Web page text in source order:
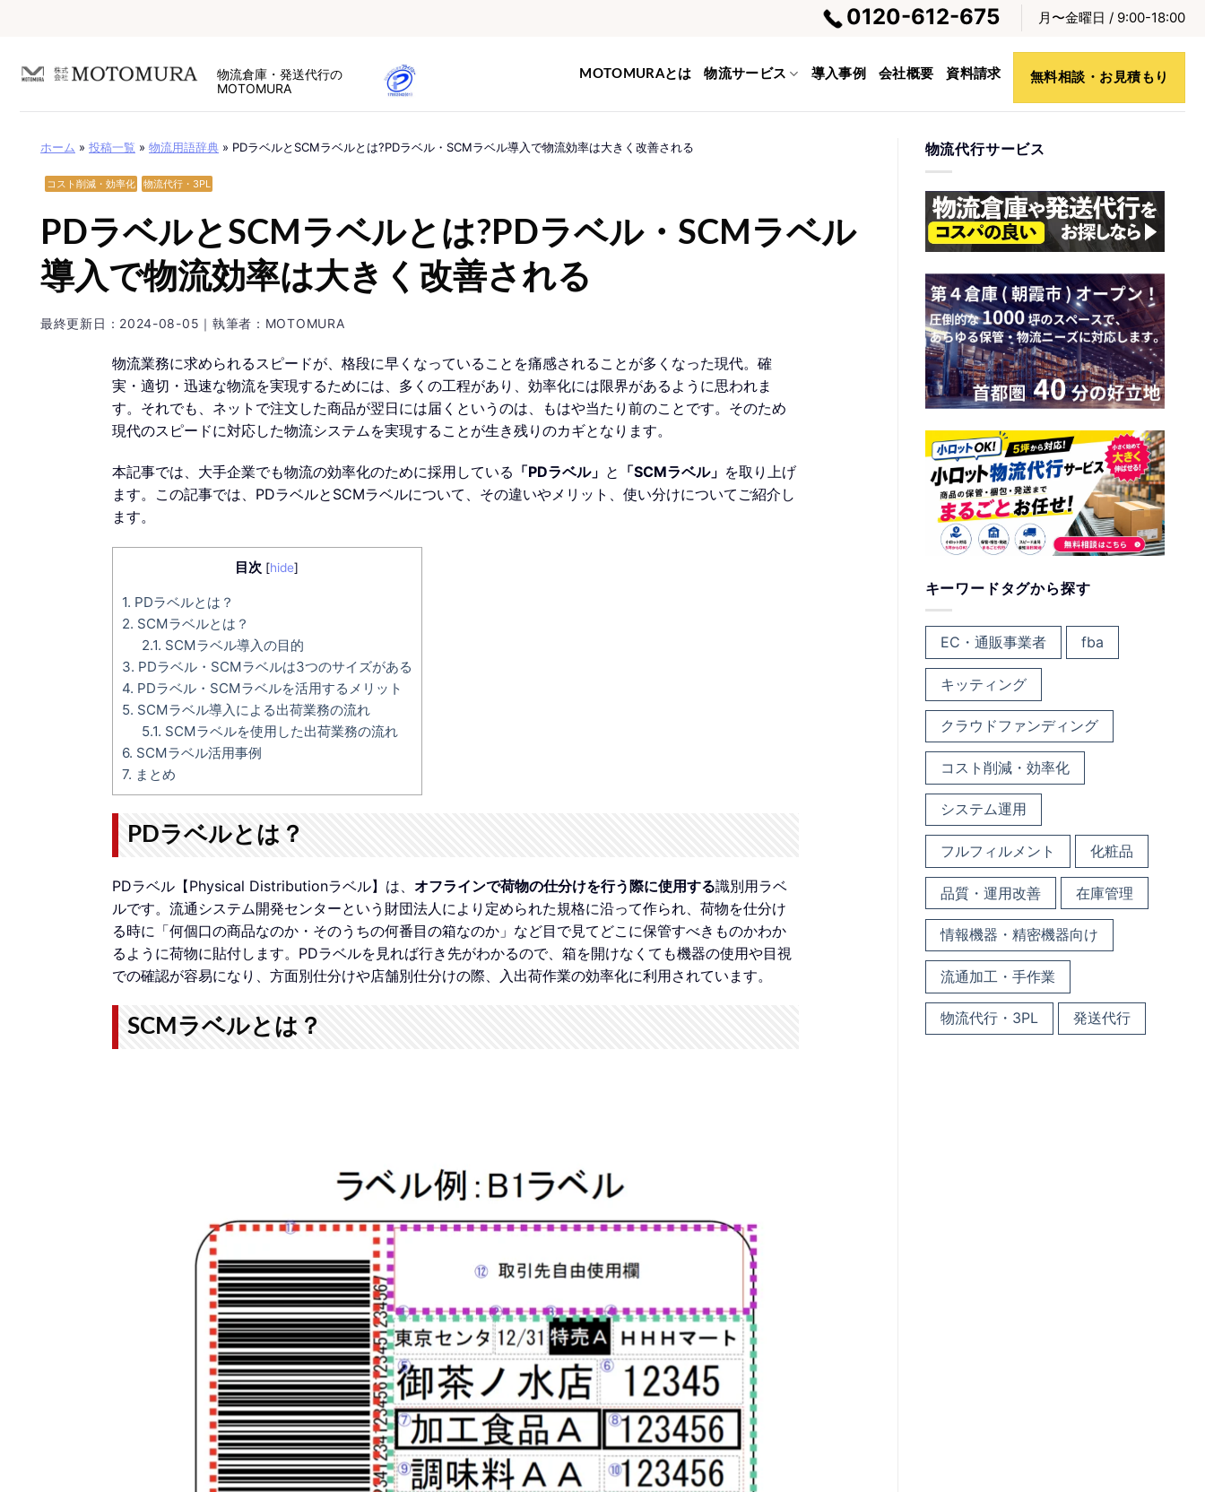
0120-612-675 月〜金曜日 / 9:00-18:00
物流倉庫・発送代行の
MOTOMURA
MOTOMURAとは 物流サービス 導入事例 会社概要 資料請求 無料相談・お見積もり
ホーム » 投稿一覧 » 物流用語辞典 » PDラベルとSCMラベルとは?PDラベル・SCMラベル導入で物流効率は大きく改善される
コスト削減・効率化 物流代行・3PL
PDラベルとSCMラベルとは?PDラベル・SCMラベル
導入で物流効率は大きく改善される
最終更新日： 2024-08-05 ｜執筆者：MOTOMURA
物流業務に求められるスピードが、格段に早くなっていることを痛感されることが多くなった現代。確
実・適切・迅速な物流を実現するためには、多くの工程があり、効率化には限界があるように思われま
す。それでも、ネットで注文した商品が翌日には届くというのは、もはや当たり前のことです。そのため
現代のスピードに対応した物流システムを実現することが生き残りのカギとなります。
本記事では、大手企業でも物流の効率化のために採用している 「PDラベル」 と 「SCMラベル」 を取り上げ
ます。この記事では、PDラベルとSCMラベルについて、その違いやメリット、使い分けについてご紹介し
ます。
目次 [hide]
1. PDラベルとは？
2. SCMラベルとは？
2.1. SCMラベル導入の目的
3. PDラベル・SCMラベルは3つのサイズがある
4. PDラベル・SCMラベルを活用するメリット
5. SCMラベル導入による出荷業務の流れ
5.1. SCMラベルを使用した出荷業務の流れ
6. SCMラベル活用事例
7. まとめ
PDラベルとは？
PDラベル【Physical Distributionラベル】は、 オフラインで荷物の仕分けを行う際に使用する識別用ラベ
ルです。流通システム開発センターという財団法人により定められた規格に沿って作られ、荷物を仕分け
る時に「何個口の商品なのか・そのうちの何番目の箱なのか」など目で見てどこに保管すべきものかわか
るように荷物に貼付します。PDラベルを見れば行き先がわかるので、箱を開けなくても機器の使用や目視
での確認が容易になり、方面別仕分けや店舗別仕分けの際、入出荷作業の効率化に利用されています。
SCMラベルとは？
物流代行サービス
キーワードタグから探す
EC・通販事業者 fba
キッティング
クラウドファンディング
コスト削減・効率化
システム運用
フルフィルメント 化粧品
品質・運用改善 在庫管理
情報機器・精密機器向け
流通加工・手作業
物流代行・3PL 発送代行